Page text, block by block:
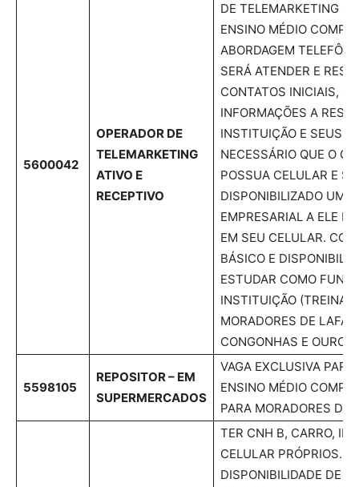
5600042
OPERADOR DE
TELEMARKETING
ATIVO E
RECEPTIVO
DE TELEMARKETING
ENSINO MÉDIO
ABORDAGEM
SERÁ ATENDER E
CONTATOS INICIAIS,
INFORMAÇÕES A
INSTITUIÇÃO E SEUS
NECESSÁRIO QUE O
POSSUA CELULAR E
DISPONIBILIZADO UM
EMPRESARIAL A ELE
EM SEU CELULAR.
BÁSICO E
ESTUDAR COMO
INSTITUIÇÃO
MORADORES DE
CONGONHAS E OURO
5598105
REPOSITOR – EM
SUPERMERCADOS
VAGA EXCLUSIVA PARA
ENSINO MÉDIO
PARA MORADORES DE
TER CNH B, CARRO,
CELULAR PRÓPRIOS.
DISPONIBILIDADE DE